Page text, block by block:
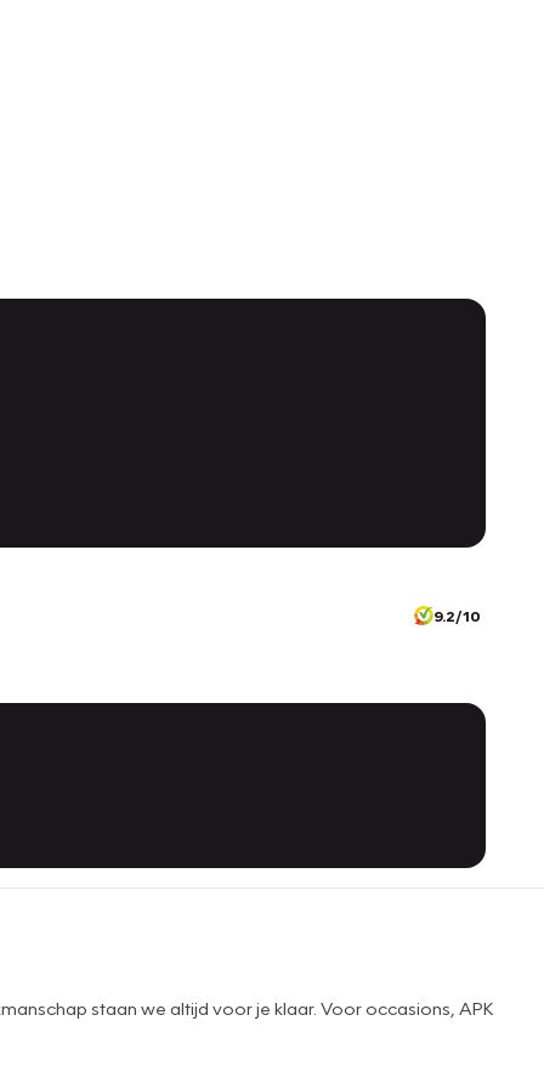
9.2/10
staan we altijd voor je klaar. Voor occasions, APK